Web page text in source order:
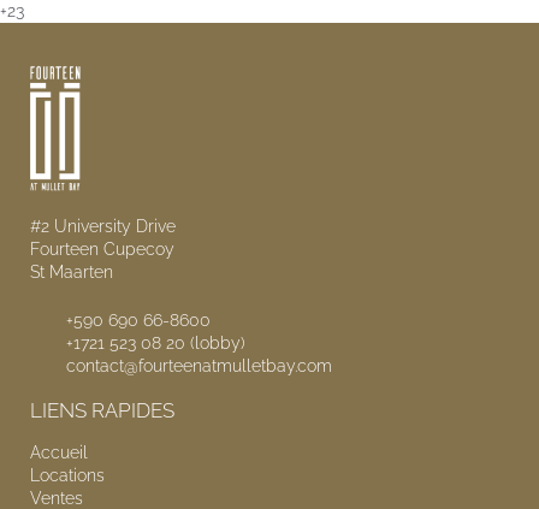
+23
#2 University Drive
Fourteen Cupecoy
St Maarten
+590 690 66-8600
+1721 523 08 20 (lobby)
contact@fourteenatmulletbay.com
LIENS RAPIDES
Accueil
Locations
Ventes